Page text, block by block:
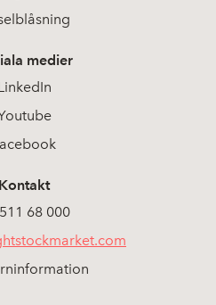
medier
Kontakt
68 000